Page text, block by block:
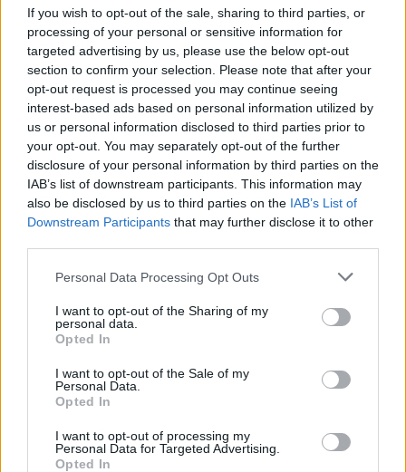
If you wish to opt-out of the sale, sharing to third parties, or
processing of your personal or sensitive information for
targeted advertising by us, please use the below opt-out
section to confirm your selection. Please note that after your
opt-out request is processed you may continue seeing
interest-based ads based on personal information utilized by
us or personal information disclosed to third parties prior to
your opt-out. You may separately opt-out of the further
disclosure of your personal information by third parties on the
IAB’s list of downstream participants. This information may
also be disclosed by us to third parties on the IAB’s List of
Downstream Participants that may further disclose it to other
Personal Data Processing Opt Outs
I want to opt-out of the Sharing of my
personal data.
Opted In
I want to opt-out of the Sale of my
Personal Data.
Opted In
I want to opt-out of processing my
Personal Data for Targeted Advertising.
Opted In